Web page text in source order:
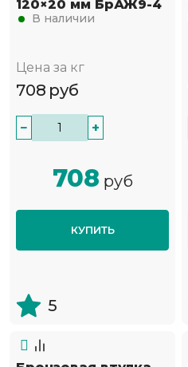
120×20 мм БрАЖ9-4
В наличии
Цена за кг
708 руб
− +
708 руб
КУПИТЬ
5